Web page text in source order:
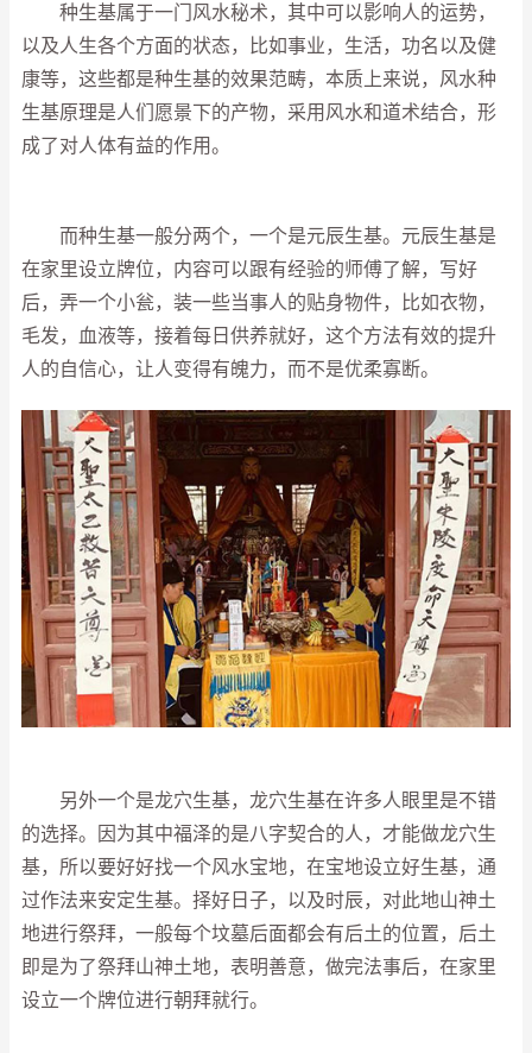
种生基属于一门风水秘术，其中可以影响人的运势，
以及人生各个方面的状态，比如事业，生活，功名以及健
康等，这些都是种生基的效果范畴，本质上来说，风水种
生基原理是人们愿景下的产物，采用风水和道术结合，形
成了对人体有益的作用。
而种生基一般分两个，一个是元辰生基。元辰生基是
在家里设立牌位，内容可以跟有经验的师傅了解，写好
后，弄一个小瓮，装一些当事人的贴身物件，比如衣物，
毛发，血液等，接着每日供养就好，这个方法有效的提升
人的自信心，让人变得有魄力，而不是优柔寡断。
另外一个是龙穴生基，龙穴生基在许多人眼里是不错
的选择。因为其中福泽的是八字契合的人，才能做龙穴生
基，所以要好好找一个风水宝地，在宝地设立好生基，通
过作法来安定生基。择好日子，以及时辰，对此地山神土
地进行祭拜，一般每个坟墓后面都会有后土的位置，后土
即是为了祭拜山神土地，表明善意，做完法事后，在家里
设立一个牌位进行朝拜就行。